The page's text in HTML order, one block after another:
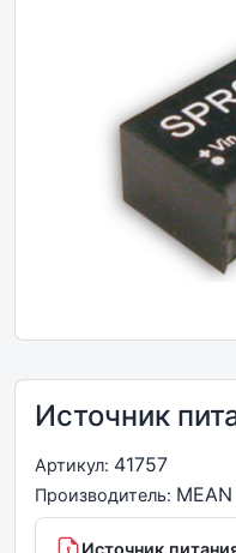
Источник
Артикул: 41757
Производитель:
Источник